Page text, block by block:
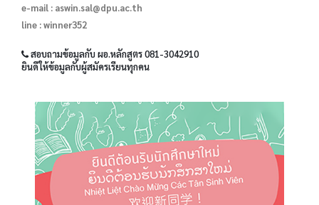
e-mail : aswin.sal@dpu.ac.th
line : winner352
สอบถามข้อมูลกับ ผอ.หลักสูตร 081-3042910
ยินดีให้ข้อมูลกับผู้สมัครเรียนทุกคน